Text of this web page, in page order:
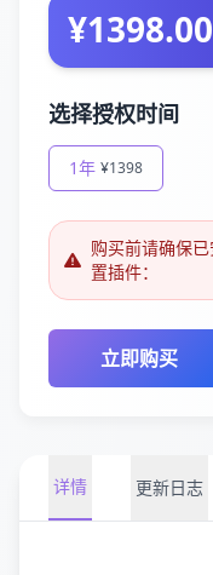
¥1398.00
选择授权时间
1年 ¥1398
购买前请确保
置插件：
立即购买
详情 更新日志